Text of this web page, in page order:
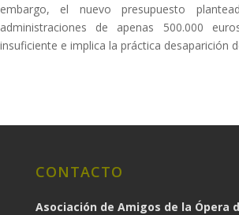
embargo, el nuevo presupuesto
administraciones de apenas 500.000
insuficiente e implica la práctica desaparición
CONTACTO
Asociación de Amigos de la Ópera